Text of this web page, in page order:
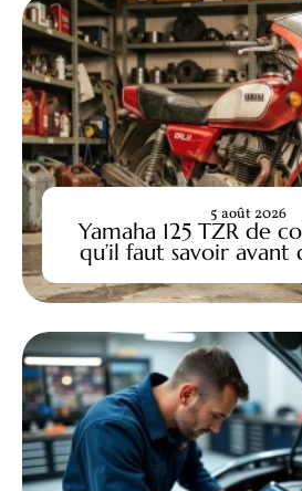
Yamaha 125 TZR de
qu’il faut savoir avant
5 août 2026